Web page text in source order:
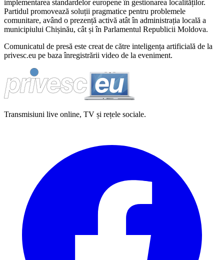
implementarea standardelor europene în gestionarea localităților.
Partidul promovează soluții pragmatice pentru problemele
comunitare, având o prezență activă atât în administrația locală a
municipiului Chișinău, cât și în Parlamentul Republicii Moldova.
Comunicatul de presă este creat de către inteligența artificială de la
privesc.eu pe baza înregistrării video de la eveniment.
Transmisiuni live online, TV și rețele sociale.